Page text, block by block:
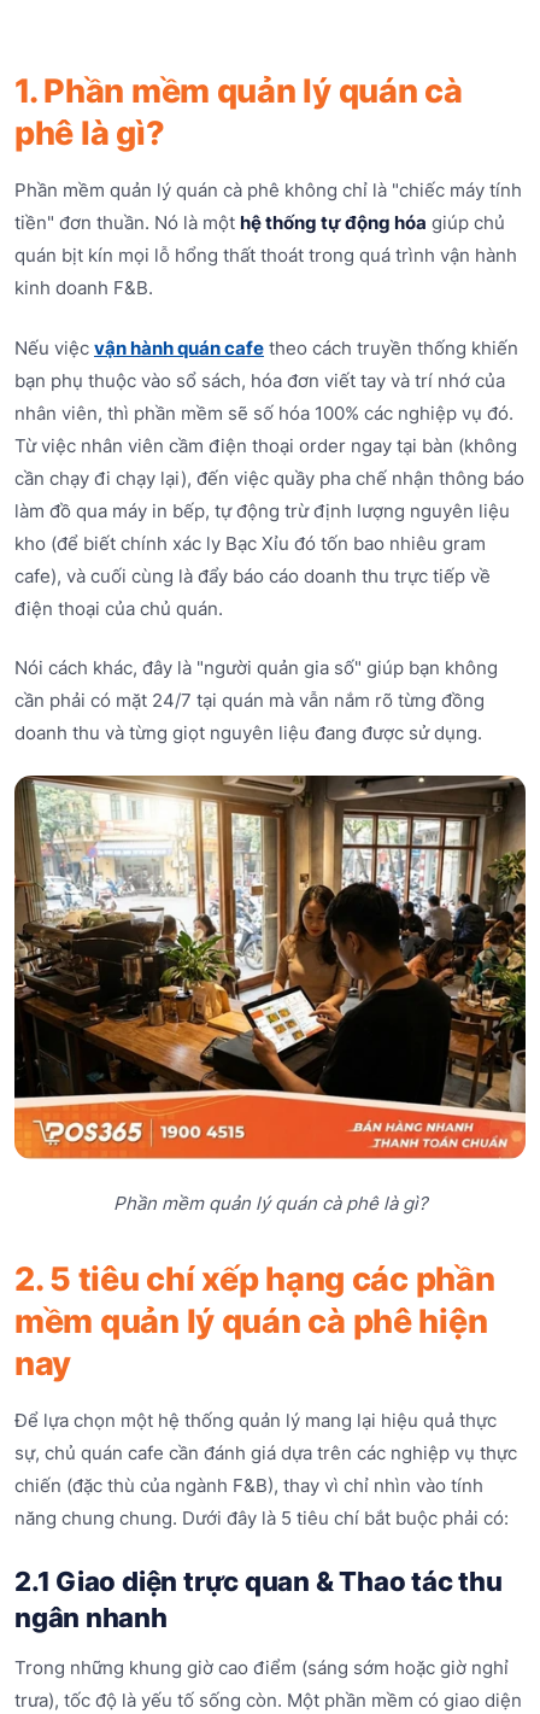
1. Phần mềm quản lý quán cà
phê là gì?
Phần mềm quản lý quán cà phê không chỉ là "chiếc máy tính
tiền" đơn thuần. Nó là một hệ thống tự động hóa giúp chủ
quán bịt kín mọi lỗ hổng thất thoát trong quá trình vận hành
kinh doanh F&B.
Nếu việc vận hành quán cafe theo cách truyền thống khiến
bạn phụ thuộc vào sổ sách, hóa đơn viết tay và trí nhớ của
nhân viên, thì phần mềm sẽ số hóa 100% các nghiệp vụ đó.
Từ việc nhân viên cầm điện thoại order ngay tại bàn (không
cần chạy đi chạy lại), đến việc quầy pha chế nhận thông báo
làm đồ qua máy in bếp, tự động trừ định lượng nguyên liệu
kho (để biết chính xác ly Bạc Xỉu đó tốn bao nhiêu gram
cafe), và cuối cùng là đẩy báo cáo doanh thu trực tiếp về
điện thoại của chủ quán.
Nói cách khác, đây là "người quản gia số" giúp bạn không
cần phải có mặt 24/7 tại quán mà vẫn nắm rõ từng đồng
doanh thu và từng giọt nguyên liệu đang được sử dụng.
Phần mềm quản lý quán cà phê là gì?
2. 5 tiêu chí xếp hạng các phần
mềm quản lý quán cà phê hiện
nay
Để lựa chọn một hệ thống quản lý mang lại hiệu quả thực
sự, chủ quán cafe cần đánh giá dựa trên các nghiệp vụ thực
chiến (đặc thù của ngành F&B), thay vì chỉ nhìn vào tính
năng chung chung. Dưới đây là 5 tiêu chí bắt buộc phải có:
2.1 Giao diện trực quan & Thao tác thu
ngân nhanh
Trong những khung giờ cao điểm (sáng sớm hoặc giờ nghỉ
trưa), tốc độ là yếu tố sống còn. Một phần mềm có giao diện